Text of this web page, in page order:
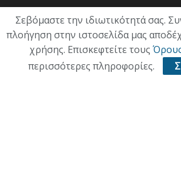
Κατηγορίες
ΕΠΙΚΑΙΡΟΤΗΤΑ
Σεβόμαστε την ιδιωτικότητά σας.
πλοήγηση στην ιστοσελίδα μας
χρήσης. Επισκεφτείτε τους
περισσότερες πληροφορίες.